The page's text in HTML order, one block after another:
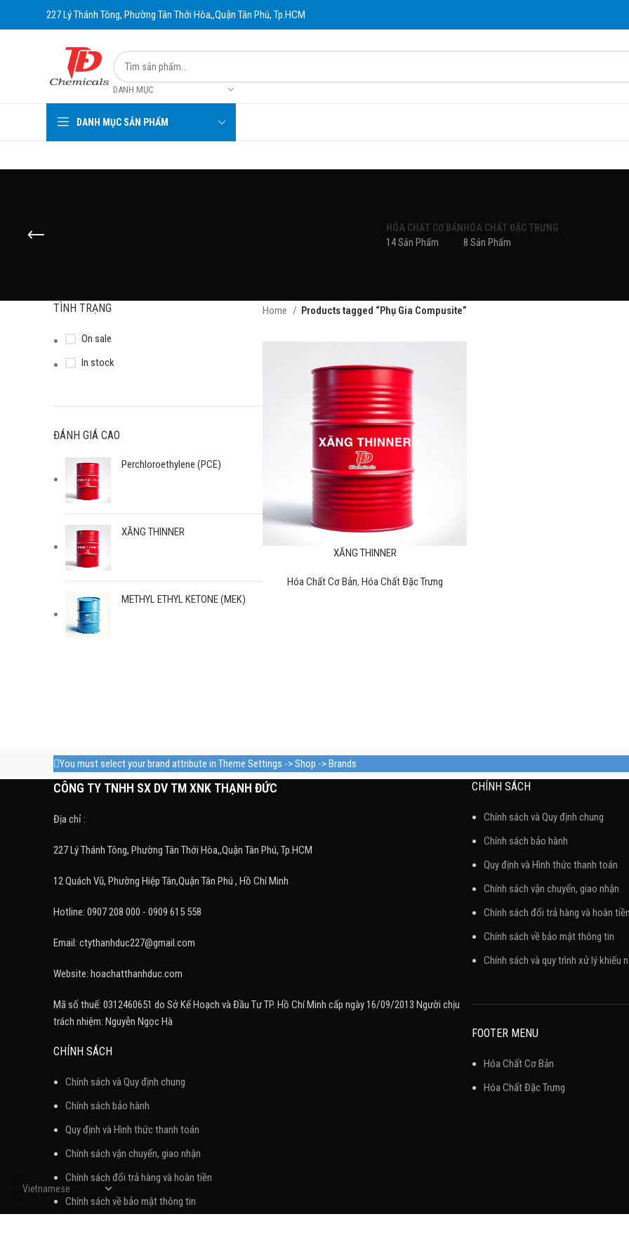
227 Lý Thánh Tông, Phường Tân Thới Hòa,,Quận Tân Phú, Tp.HCM
DANH MỤC
DANH MỤC SẢN PHẨM
HÓA CHẤT CƠ BẢN
14 Sản Phẩm
HÓA CHẤT ĐẶC TRƯNG
8 Sản Phẩm
TÌNH TRẠNG
On sale
In stock
ĐÁNH GIÁ CAO
Perchloroethylene (PCE)
XĂNG THINNER
METHYL ETHYL KETONE (MEK)
Home Products tagged “Phụ Gia Compusite”
XĂNG THINNER
Hóa Chất Cơ Bản, Hóa Chất Đặc Trưng
You must select your brand attribute in Theme Settings -> Shop -> Brands
CÔNG TY TNHH SX DV TM XNK THẠNH ĐỨC
Địa chỉ :
227 Lý Thánh Tông, Phường Tân Thới Hòa,,Quận Tân Phú, Tp.HCM
12 Quách Vũ, Phường Hiệp Tân,Quận Tân Phú , Hồ Chí Minh
Hotline: 0907 208 000 - 0909 615 558
Email: ctythanhduc227@gmail.com
Website: hoachatthanhduc.com
Mã số thuế: 0312460651 do Sở Kế Hoạch và Đầu Tư TP. Hồ Chí Minh cấp ngày 16/09/2013 Người chịu
trách nhiệm: Nguyễn Ngọc Hà
CHÍNH SÁCH
Chính sách và Quy định chung
Chính sách bảo hành
Quy định và Hình thức thanh toán
Chính sách vận chuyển, giao nhận
Chính sách đổi trả hàng và hoàn tiền
Chính sách về bảo mật thông tin
CHÍNH SÁCH
Chính sách và Quy định chung
Chính sách bảo hành
Quy định và Hình thức thanh toán
Chính sách vận chuyển, giao nhận
Chính sách đổi trả hàng và hoàn
Chính sách về bảo mật thông tin
Chính sách và quy trình xử lý khiếu
FOOTER MENU
Hóa Chất Cơ Bản
Hóa Chất Đặc Trưng